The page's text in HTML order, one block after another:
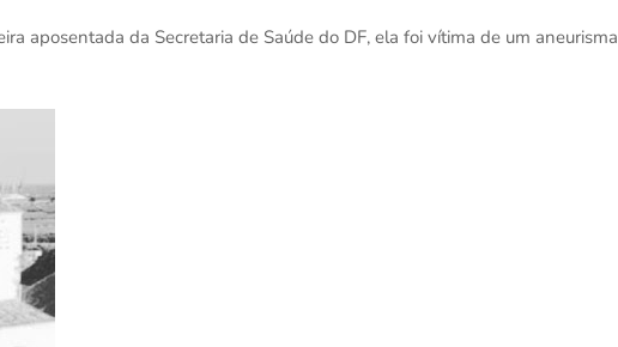
aposentada da Secretaria de Saúde do DF, ela foi vítima de um aneurisma